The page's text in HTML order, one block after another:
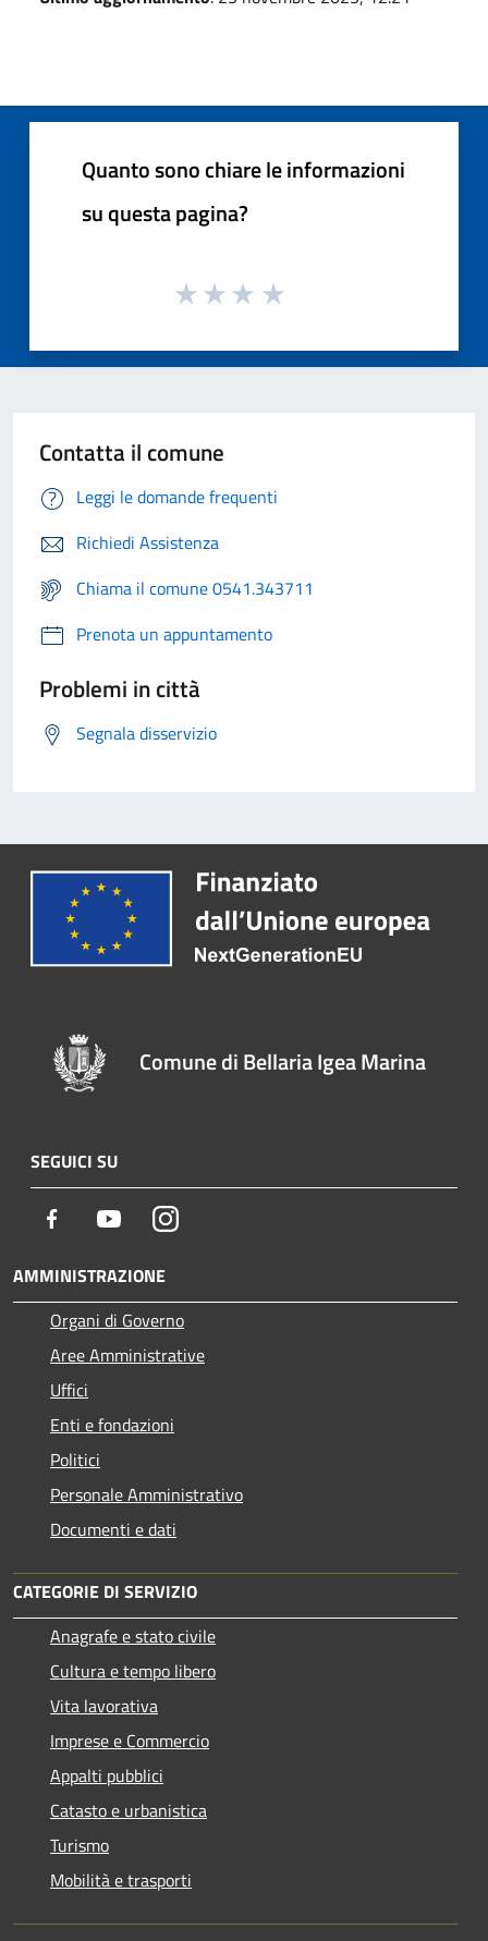
Quanto sono chiare le informazioni
su questa pagina?
Contatta il comune
Leggi le domande frequenti
Richiedi Assistenza
Chiama il comune 0541.343711
Prenota un appuntamento
Problemi in città
Segnala disservizio
Comune di Bellaria Igea Marina
SEGUICI SU
Facebook YoutubeInstagram
AMMINISTRAZIONE
Organi di Governo
Aree Amministrative
Uffici
Enti e fondazioni
Politici
Personale Amministrativo
Documenti e dati
CATEGORIE DI SERVIZIO
Anagrafe e stato civile
Cultura e tempo libero
Vita lavorativa
Imprese e Commercio
Appalti pubblici
Catasto e urbanistica
Turismo
Mobilità e trasporti